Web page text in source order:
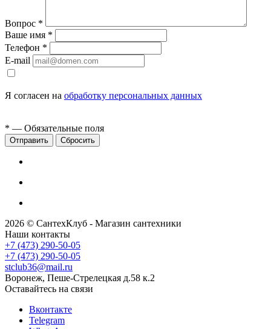
Вопрос *
Ваше имя *
Телефон *
E-mail
Я согласен на обработку персональных данных
* — Обязательные поля
Сбросить
2026 © СантехКлуб - Магазин сантехники
Наши контакты
+7 (473) 290-50-05
+7 (473) 290-50-05
stclub36@mail.ru
Воронеж, Пеше-Стрелецкая д.58 к.2
Оставайтесь на связи
Вконтакте
Telegram